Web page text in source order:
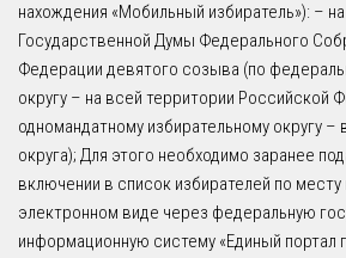
нахождения «Мобильный избиратель»): –
Государственной Думы Федерального
Федерации девятого созыва (по
округу – на всей территории Российской
одномандатному избирательному округу –
округа); Для этого необходимо заранее
включении в список избирателей по
электронном виде через федеральную
информационную систему «Единый портал